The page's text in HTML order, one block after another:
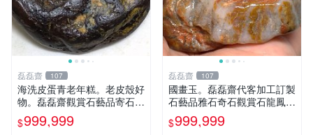
磊磊齋 107
海洗皮蛋青老年糕。老皮殼好
物。磊磊齋觀賞石藝品寄石加
工代工雕刻研磨雨花石瑪瑙大
灣石珠寶首飾寶石大陸石台灣
$999,999
磊磊齋 107
國畫玉。磊磊齋代客加工訂製
石藝品雅石奇石觀賞石龍鳳紋
虎皮碧玉石雕茶盤石雕龜甲石
雕賭石台灣招財臺灣藍寶石花
$999,999